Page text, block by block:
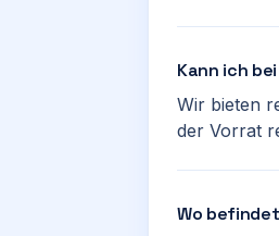
Kann ich
Wir bieten
der Vorrat
Wo